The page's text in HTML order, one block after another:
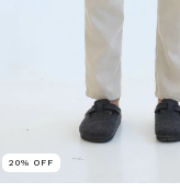
20% OFF